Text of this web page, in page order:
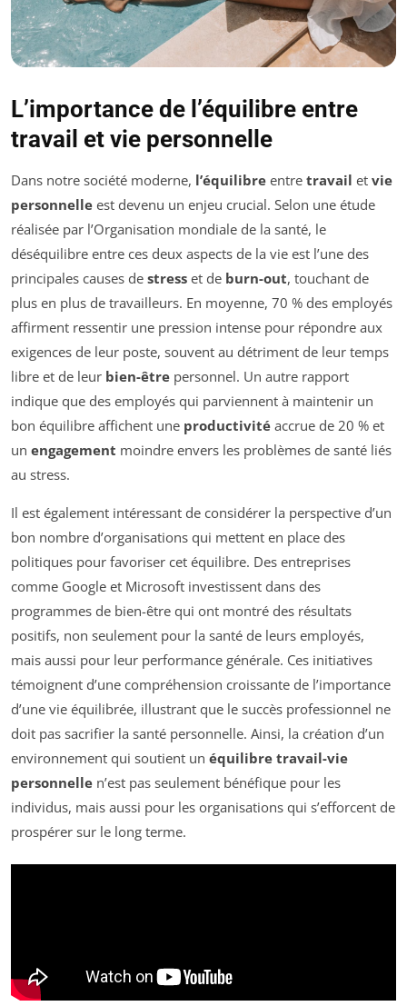
L’importance de l’équilibre entre
travail et vie personnelle
Dans notre société moderne, l’équilibre entre travail et vie
personnelle est devenu un enjeu crucial. Selon une étude
réalisée par l’Organisation mondiale de la santé, le
déséquilibre entre ces deux aspects de la vie est l’une des
principales causes de stress et de burn-out, touchant de
plus en plus de travailleurs. En moyenne, 70 % des employés
affirment ressentir une pression intense pour répondre aux
exigences de leur poste, souvent au détriment de leur temps
libre et de leur bien-être personnel. Un autre rapport
indique que des employés qui parviennent à maintenir un
bon équilibre affichent une productivité accrue de 20 % et
un engagement moindre envers les problèmes de santé liés
au stress.
Il est également intéressant de considérer la perspective d’un
bon nombre d’organisations qui mettent en place des
politiques pour favoriser cet équilibre. Des entreprises
comme Google et Microsoft investissent dans des
programmes de bien-être qui ont montré des résultats
positifs, non seulement pour la santé de leurs employés,
mais aussi pour leur performance générale. Ces initiatives
témoignent d’une compréhension croissante de l’importance
d’une vie équilibrée, illustrant que le succès professionnel ne
doit pas sacrifier la santé personnelle. Ainsi, la création d’un
environnement qui soutient un équilibre travail-vie
personnelle n’est pas seulement bénéfique pour les
individus, mais aussi pour les organisations qui s’efforcent de
prospérer sur le long terme.